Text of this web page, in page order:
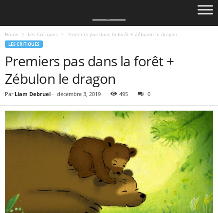
Home Les Critiques Premiers pas dans la forêt + Zébulon le dragon
LES CRITIQUES
Premiers pas dans la forêt +
Zébulon le dragon
Par Liam Debruel - décembre 3, 2019 495 0